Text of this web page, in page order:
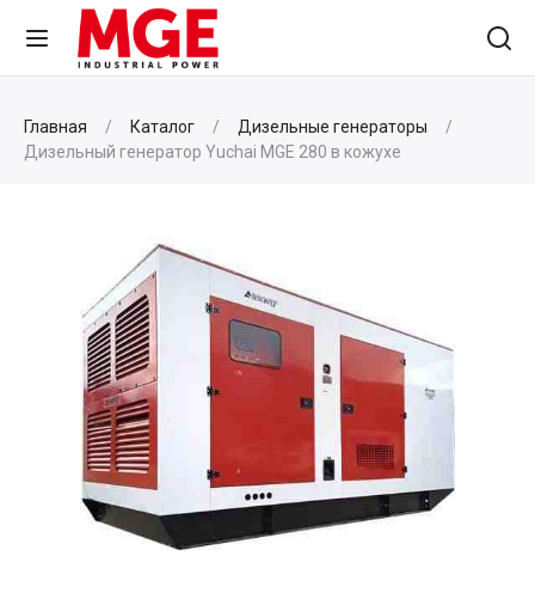
Главная Каталог
Дизельные генераторы
Дизельный генератор Yuchai MGE 280 в кожухе